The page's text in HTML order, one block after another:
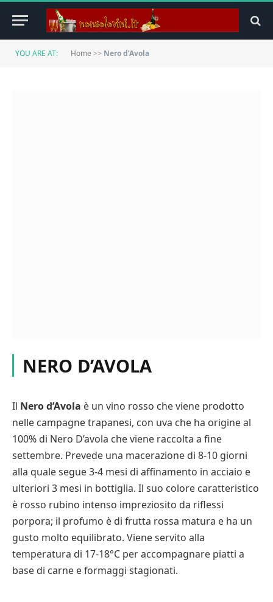
YOU ARE AT: Home >> Nero d’Avola
NERO D’AVOLA
Il Nero d’Avola è un vino rosso che viene prodotto
nelle campagne trapanesi, con uva che ha origine al
100% di Nero D’avola che viene raccolta a fine
settembre. Prevede una macerazione di 8-10 giorni
alla quale segue 3-4 mesi di affinamento in acciaio e
ulteriori 3 mesi in bottiglia. Il suo colore caratteristico
è rosso rubino intenso impreziosito da riflessi
porpora; il profumo è di frutta rossa matura e ha un
gusto molto equilibrato. Viene servito alla
temperatura di 17-18°C per accompagnare piatti a
base di carne e formaggi stagionati.